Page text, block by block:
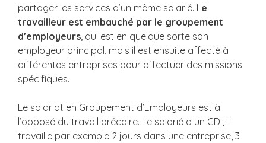
partager les services d’un même salarié. L e
travailleur est embauché par le groupement
d’employeurs , qui est en quelque sorte son
employeur principal, mais il est ensuite affecté à
différentes entreprises pour effectuer des missions
spécifiques.
Le salariat en Groupement d’Employeurs est à
l’opposé du travail précaire. Le salarié a un CDI, il
travaille par exemple 2 jours dans une entreprise, 3